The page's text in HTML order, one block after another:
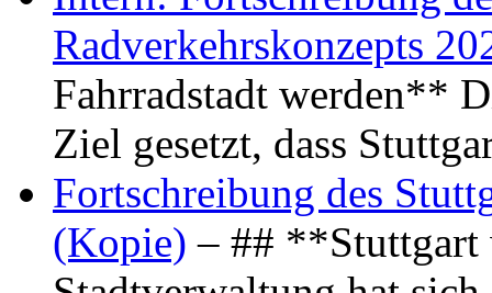
Radverkehrskonzepts
Fahrradstadt werden**
Ziel gesetzt, dass
Fortschreibung des
(Kopie) – ## **Stuttgart